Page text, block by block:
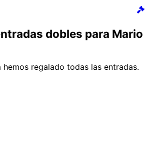
dobles para Mario
hemos regalado todas las entradas.